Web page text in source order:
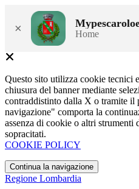
× Home
Questo sito utilizza cookie tecnici
chiusura del banner mediante
contraddistinto dalla X o tramite il
navigazione" comporta la
assenza di cookie o altri strumenti
sopracitati.
COOKIE POLICY
Continua la navigazione
Regione Lombardia